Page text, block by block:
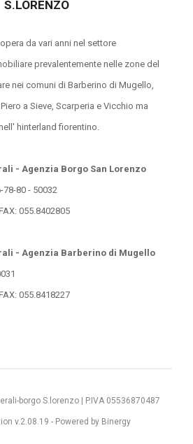
S.LORENZO
da vari anni nel settore
prevalentemente nelle zone del
nei comuni di Barberino di Mugello,
a Sieve, Scarperia e Vicchio ma
hinterland fiorentino.
- Agenzia Borgo San Lorenzo
80 - 50032
055.8402805
- Agenzia Barberino di Mugello
055.8418227
borgo S.lorenzo | P.IVA 05536870487
v.2.08.19 - Powered by Binergy